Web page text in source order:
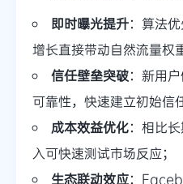
即时曝光提升：算法
增长直接带动自然流量权
信任壁垒突破：新用
可靠性，快速建立初始信
成本效益优化：相比
入可快速测试市场反应；
生态联动效应：